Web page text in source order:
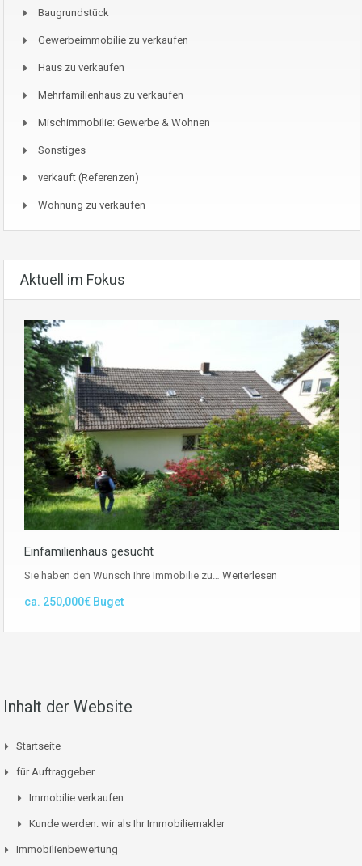
Baugrundstück
Gewerbeimmobilie zu verkaufen
Haus zu verkaufen
Mehrfamilienhaus zu verkaufen
Mischimmobilie: Gewerbe & Wohnen
Sonstiges
verkauft (Referenzen)
Wohnung zu verkaufen
Aktuell im Fokus
Einfamilienhaus gesucht
Sie haben den Wunsch Ihre Immobilie zu… Weiterlesen
ca. 250,000€ Buget
Inhalt der Website
Startseite
für Auftraggeber
Immobilie verkaufen
Kunde werden: wir als Ihr Immobiliemakler
Immobilienbewertung